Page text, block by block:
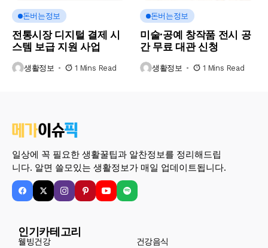
돈버는정보
전통시장 디지털 결제 시
스템 보급 지원 사업
생활정보 1 Mins Read
돈버는정보
미술·공예 창작품 전시 공
간 무료 대관 신청
생활정보 1 Mins Read
일상에 꼭 필요한 생활꿀팁과 알찬정보를 정리해드립
니다. 알면 쓸모있는 생활정보가 매일 업데이트됩니다.
인기카테고리
웰빙건강 건강음식